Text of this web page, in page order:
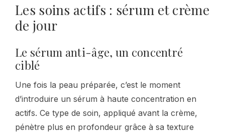
Les soins actifs : sérum et crème
de jour
Le sérum anti-âge, un concentré
ciblé
Une fois la peau préparée, c’est le moment
d’introduire un sérum à haute concentration en
actifs. Ce type de soin, appliqué avant la crème,
pénètre plus en profondeur grâce à sa texture